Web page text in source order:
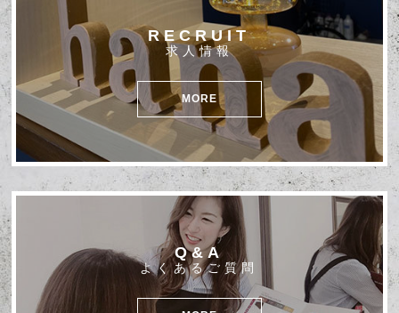
RECRUIT
求人情報
MORE
Q&A
よくあるご質問